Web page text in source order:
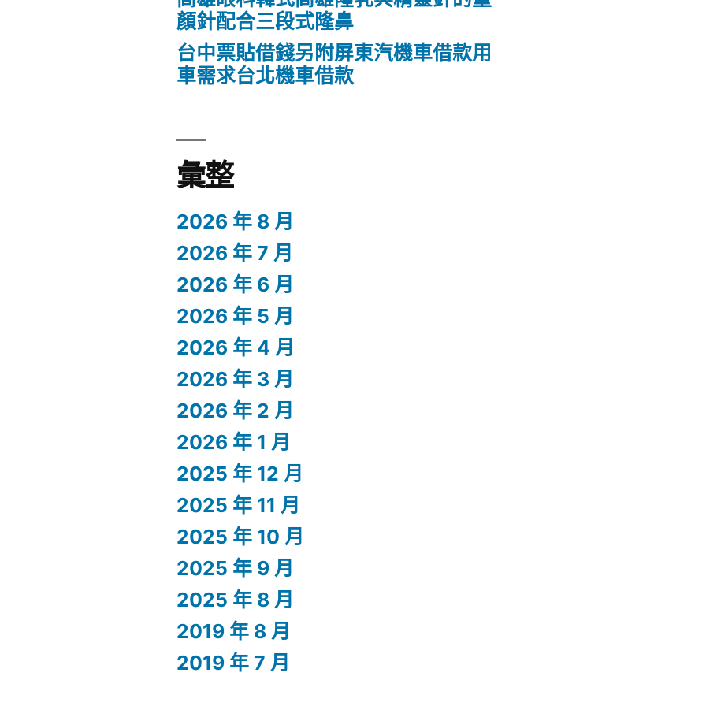
顏針配合三段式隆鼻
台中票貼借錢另附屏東汽機車借款用
車需求台北機車借款
彙整
2026 年 8 月
2026 年 7 月
2026 年 6 月
2026 年 5 月
2026 年 4 月
2026 年 3 月
2026 年 2 月
2026 年 1 月
2025 年 12 月
2025 年 11 月
2025 年 10 月
2025 年 9 月
2025 年 8 月
2019 年 8 月
2019 年 7 月